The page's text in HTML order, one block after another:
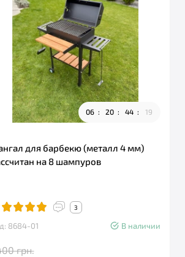
06 20 44 17
для барбекю (металл 4 мм)
на 8 шампуров
3
8684-01 В наличии
грн.